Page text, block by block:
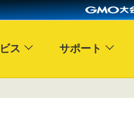
ス サポート